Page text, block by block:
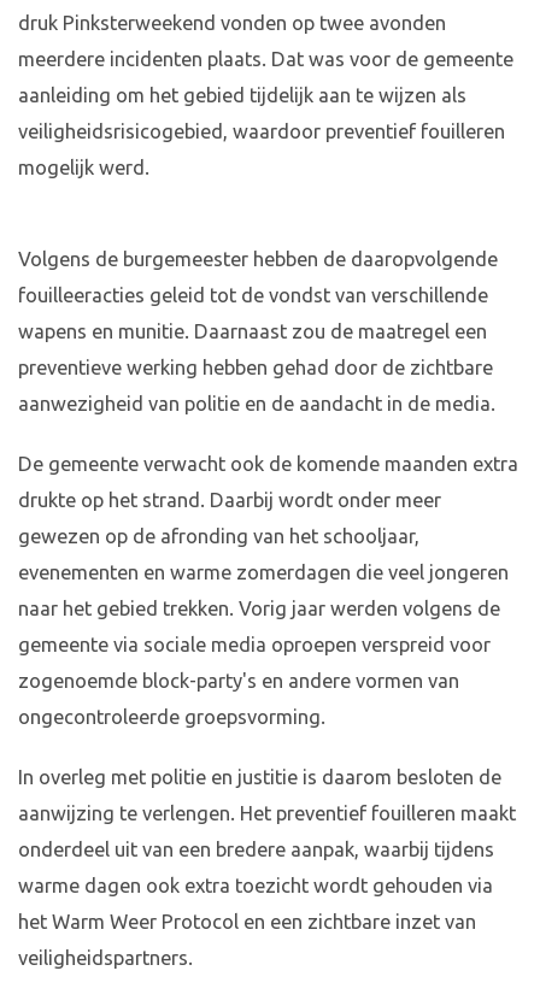
druk Pinksterweekend vonden op twee avonden
meerdere incidenten plaats. Dat was voor de gemeente
aanleiding om het gebied tijdelijk aan te wijzen als
veiligheidsrisicogebied, waardoor preventief fouilleren
mogelijk werd.
Volgens de burgemeester hebben de daaropvolgende
fouilleeracties geleid tot de vondst van verschillende
wapens en munitie. Daarnaast zou de maatregel een
preventieve werking hebben gehad door de zichtbare
aanwezigheid van politie en de aandacht in de media.
De gemeente verwacht ook de komende maanden extra
drukte op het strand. Daarbij wordt onder meer
gewezen op de afronding van het schooljaar,
evenementen en warme zomerdagen die veel jongeren
naar het gebied trekken. Vorig jaar werden volgens de
gemeente via sociale media oproepen verspreid voor
zogenoemde block-party's en andere vormen van
ongecontroleerde groepsvorming.
In overleg met politie en justitie is daarom besloten de
aanwijzing te verlengen. Het preventief fouilleren maakt
onderdeel uit van een bredere aanpak, waarbij tijdens
warme dagen ook extra toezicht wordt gehouden via
het Warm Weer Protocol en een zichtbare inzet van
veiligheidspartners.